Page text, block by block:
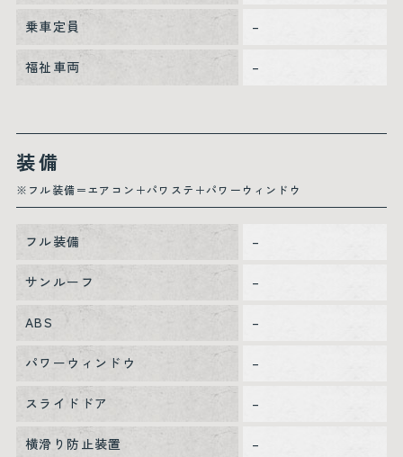
乗車定員 –
福祉車両 –
装備
※フル装備＝エアコン＋パワステ＋パワーウィンドウ
フル装備 –
サンルーフ –
ABS –
パワーウィンドウ –
スライドドア –
横滑り防止装置 –